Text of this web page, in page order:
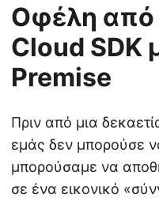
Οφέλη από
Cloud SDK
Premise
Πριν από μια
εμάς δεν μπορούσε
μπορούσαμε να
σε ένα εικονικό